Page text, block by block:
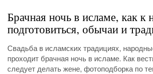
Брачная ночь в исламе, как к
подготовиться, обычаи и
Свадьба в исламских традициях,
проходит брачная ночь в исламе. Как
следует делать жене, фотоподборка по